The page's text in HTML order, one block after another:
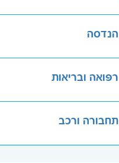
הנדסה
רפואה ובריאות
תחבורה ורכב